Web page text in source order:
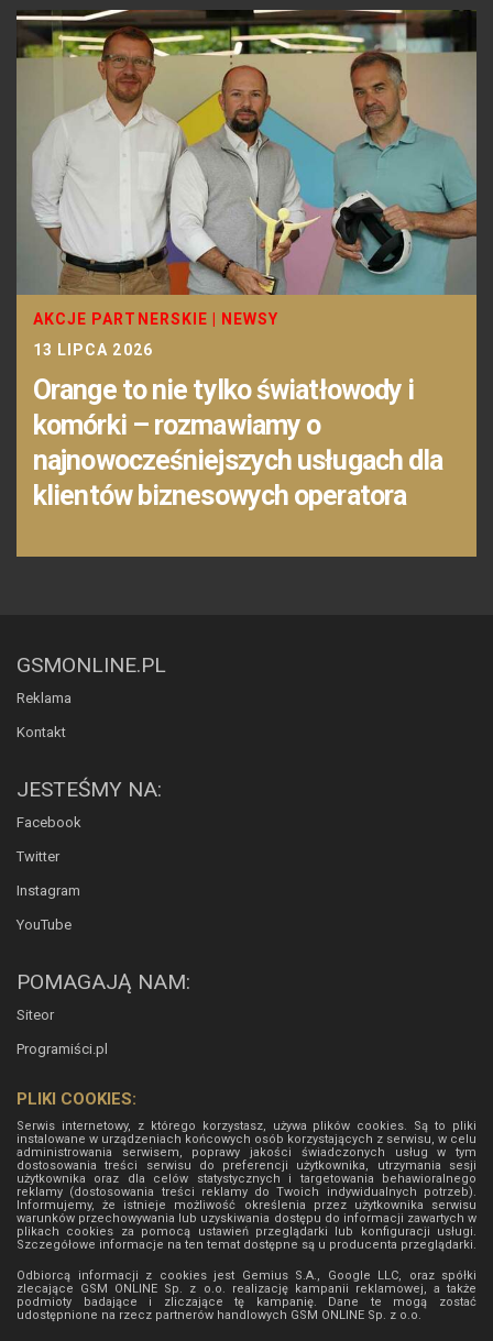
AKCJE PARTNERSKIE
NEWSY
13 LIPCA 2026
Orange to nie tylko światłowody i
komórki – rozmawiamy o
najnowocześniejszych usługach dla
klientów biznesowych operatora
GSMONLINE.PL
Reklama
Kontakt
JESTEŚMY NA:
Facebook
Twitter
Instagram
YouTube
POMAGAJĄ NAM:
Siteor
Programiści.pl
PLIKI COOKIES:
Serwis internetowy, z którego korzystasz, używa plików cookies. Są to pliki
instalowane w urządzeniach końcowych osób korzystających z serwisu, w celu
administrowania serwisem, poprawy jakości świadczonych usług w tym
dostosowania treści serwisu do preferencji użytkownika, utrzymania sesji
użytkownika oraz dla celów statystycznych i targetowania behawioralnego
reklamy (dostosowania treści reklamy do Twoich indywidualnych potrzeb).
Informujemy, że istnieje możliwość określenia przez użytkownika serwisu
warunków przechowywania lub uzyskiwania dostępu do informacji zawartych w
plikach cookies za pomocą ustawień przeglądarki lub konfiguracji usługi.
Szczegółowe informacje na ten temat dostępne są u producenta przeglądarki.
Odbiorcą informacji z cookies jest Gemius S.A., Google LLC, oraz spółki
zlecające GSM ONLINE Sp. z o.o. realizację kampanii reklamowej, a także
podmioty badające i zliczające tę kampanię. Dane te mogą zostać
udostępnione na rzecz partnerów handlowych GSM ONLINE Sp. z o.o.